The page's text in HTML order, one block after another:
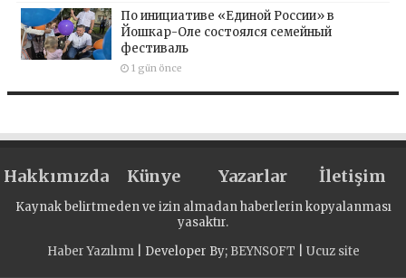
По инициативе «Единой России» в
Йошкар-Оле состоялся семейный
фестиваль
1 gün önce
Hakkımızda Künye Yazarlar İletişim
Kaynak belirtmeden ve izin almadan haberlerin kopyalanması
yasaktır.
Haber Yazılımı| Developer By; BEYNSOFT Ucuz site